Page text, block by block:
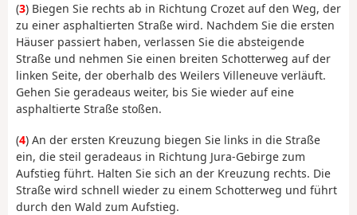
(3) Biegen Sie rechts ab in Richtung Crozet auf den Weg, der
zu einer asphaltierten Straße wird. Nachdem Sie die ersten
Häuser passiert haben, verlassen Sie die absteigende
Straße und nehmen Sie einen breiten Schotterweg auf der
linken Seite, der oberhalb des Weilers Villeneuve verläuft.
Gehen Sie geradeaus weiter, bis Sie wieder auf eine
asphaltierte Straße stoßen.
(4) An der ersten Kreuzung biegen Sie links in die Straße
ein, die steil geradeaus in Richtung Jura-Gebirge zum
Aufstieg führt. Halten Sie sich an der Kreuzung rechts. Die
Straße wird schnell wieder zu einem Schotterweg und führt
durch den Wald zum Aufstieg.